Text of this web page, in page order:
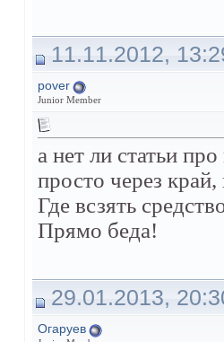
11.11.2012,
pover
Junior Member
а нет ли статьи
просто через
Где всзять
Прямо беда!
29.01.2013,
Огаруев